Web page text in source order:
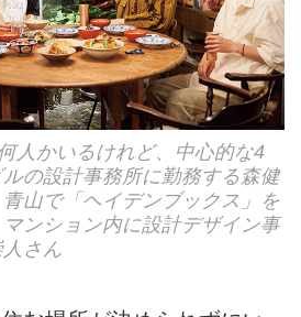
人かいるけれど、中心的な4
の設計事務所に勤務する森健
山で「ヘイデンブックス」を
ンション内に設計デザイン事
さん